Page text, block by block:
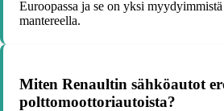
Euroopassa ja se on yksi myydyimmistä
mantereella.
Miten Renaultin sähköautot
polttomoottoriautoista?